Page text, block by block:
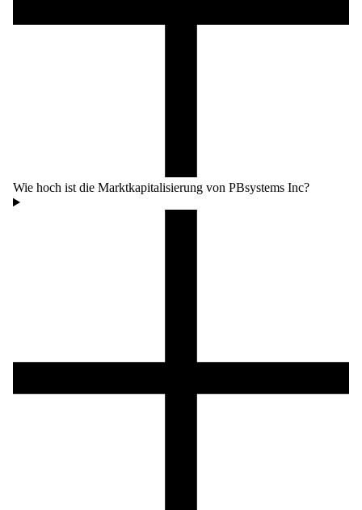
Wie hoch ist die Marktkapitalisierung von PBsystems Inc?